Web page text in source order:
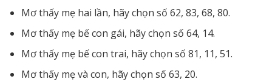
Mơ thấy mẹ hai lần, hãy chọn số 62, 83, 68, 80.
Mơ thấy mẹ bế con gái, hãy chọn số 64, 14.
Mơ thấy mẹ bế con trai, hãy chọn số 81, 11, 51.
Mơ thấy mẹ và con, hãy chọn số 63, 20.